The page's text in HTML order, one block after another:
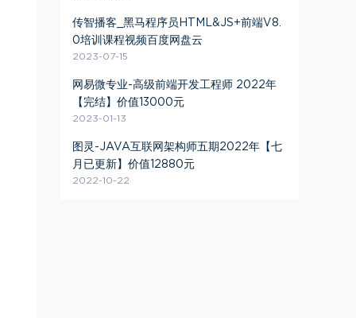
传智播客_黑马程序员HTML&JS+前端V8.
0培训课程视频百度网盘云
2023-07-15
网易微专业-高级前端开发工程师 2022年
【完结】价值13000元
2023-01-13
图灵-JAVA互联网架构师五期2022年【七
月已更新】价值12880元
2022-10-22